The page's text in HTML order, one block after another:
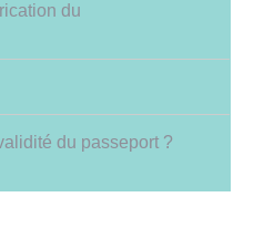
du
du passeport ?